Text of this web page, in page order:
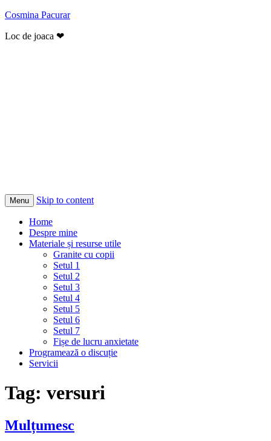
Cosmina Pacurar
Loc de joaca ❤
Menu Skip to content
Home
Despre mine
Materiale și resurse utile
Granite cu copii
Setul 1
Setul 2
Setul 3
Setul 4
Setul 5
Setul 6
Setul 7
Fișe de lucru anxietate
Programează o discuție
Servicii
Tag: versuri
Mulțumesc